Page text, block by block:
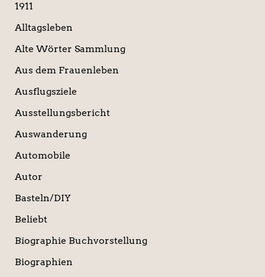
h
1911
Alltagsleben
Alte Wörter Sammlung
Aus dem Frauenleben
Ausflugsziele
Ausstellungsbericht
Auswanderung
Automobile
Autor
Basteln/DIY
Beliebt
Biographie Buchvorstellung
Biographien